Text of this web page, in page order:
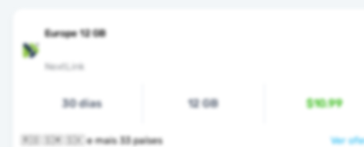
Europe 12 GB
NextLink
30 dias 12 GB $10.99
🇷🇴 🇸🇲 🇸🇰 e mais 33 países Ver